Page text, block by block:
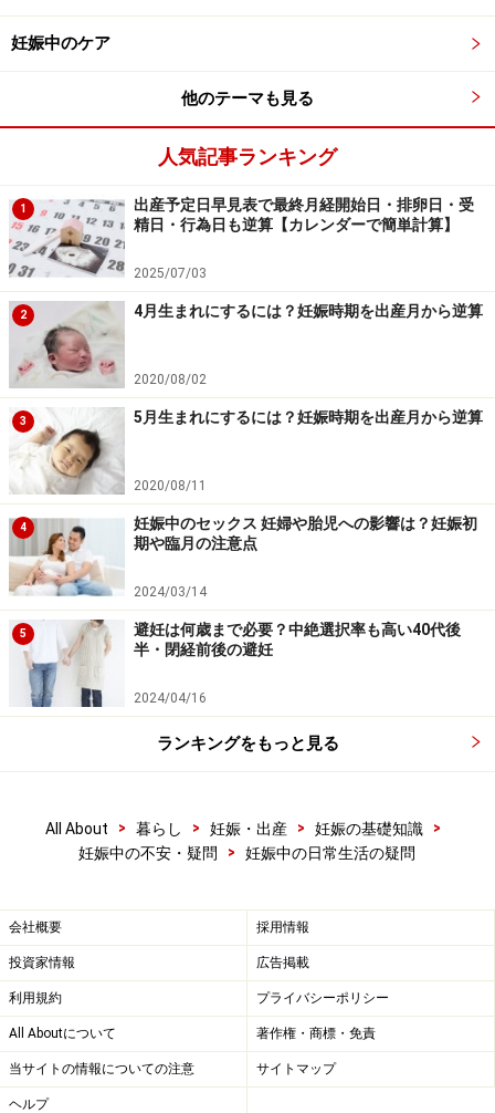
妊娠中のケア
他のテーマも見る
人気記事ランキング
1
出産予定日早見表で最終月経開始日・排卵日・受
精日・行為日も逆算【カレンダーで簡単計算】
2025/07/03
2 4月生まれにするには？妊娠時期を出産月から逆算
2020/08/02
3 5月生まれにするには？妊娠時期を出産月から逆算
2020/08/11
4
妊娠中のセックス 妊婦や胎児への影響は？妊娠初
期や臨月の注意点
2024/03/14
5
避妊は何歳まで必要？中絶選択率も高い40代後
半・閉経前後の避妊
2024/04/16
ランキングをもっと見る
All About > 暮らし > 妊娠・出産 > 妊娠の基礎知識
>
妊娠中の不安・疑問
> 妊娠中の日常生活の疑問
会社概要 採用情報
投資家情報 広告掲載
利用規約 プライバシーポリシー
All Aboutについて 著作権・商標・免責
当サイトの情報についての注意 サイトマップ
ヘルプ